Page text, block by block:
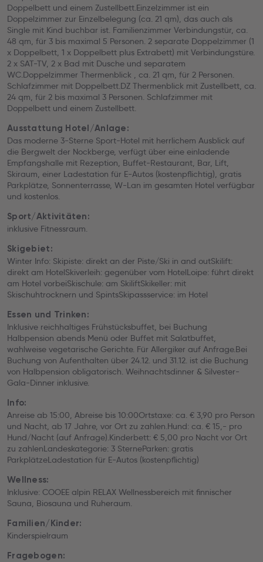
Doppelbett und einem Zustellbett.Einzelzimmer ist ein
Doppelzimmer zur Einzelbelegung (ca. 21 qm), das auch als
Single mit Kind buchbar ist. Familienzimmer Verbindungstür, ca.
48 qm, für 3 bis maximal 5 Personen. 2 separate Doppelzimmer (1
x Doppelbett, 1 x Doppelbett plus Extrabett) mit Verbindungstüre.
2 x SAT-TV, 2 x Bad mit Dusche und separatem
WC.Doppelzimmer Thermenblick , ca. 21 qm, für 2 Personen.
Schlafzimmer mit Doppelbett.DZ Thermenblick mit Zustellbett, ca.
24 qm, für 2 bis maximal 3 Personen. Schlafzimmer mit
Doppelbett und einem Zustellbett.
Ausstattung Hotel/Anlage:
Das moderne 3-Sterne Sport-Hotel mit herrlichem Ausblick auf
die Bergwelt der Nockberge, verfügt über eine einladende
Empfangshalle mit Rezeption, Buffet-Restaurant, Bar, Lift,
Skiraum, einer Ladestation für E-Autos (kostenpflichtig), gratis
Parkplätze, Sonnenterrasse, W-Lan im gesamten Hotel verfügbar
und kostenlos.
Sport/Aktivitäten:
inklusive Fitnessraum.
Skigebiet:
Winter Info: Skipiste: direkt an der Piste/Ski in and outSkilift:
direkt am HotelSkiverleih: gegenüber vom HotelLoipe: führt direkt
am Hotel vorbeiSkischule: am SkiliftSkikeller: mit
Skischuhtrocknern und SpintsSkipassservice: im Hotel
Essen und Trinken:
Inklusive reichhaltiges Frühstücksbuffet, bei Buchung
Halbpension abends Menü oder Buffet mit Salatbuffet,
wahlweise vegetarische Gerichte. Für Allergiker auf Anfrage.Bei
Buchung von Aufenthalten über 24.12. und 31.12. ist die Buchung
von Halbpension obligatorisch. Weihnachtsdinner & Silvester-
Gala-Dinner inklusive.
Info:
Anreise ab 15:00, Abreise bis 10:00Ortstaxe: ca. € 3,90 pro Person
und Nacht, ab 17 Jahre, vor Ort zu zahlen.Hund: ca. € 15,- pro
Hund/Nacht (auf Anfrage).Kinderbett: € 5,00 pro Nacht vor Ort
zu zahlenLandeskategorie: 3 SterneParken: gratis
ParkplätzeLadestation für E-Autos (kostenpflichtig)
Wellness:
Inklusive: COOEE alpin RELAX Wellnessbereich mit finnischer
Sauna, Biosauna und Ruheraum.
Familien/Kinder:
Kinderspielraum
Fragebogen: